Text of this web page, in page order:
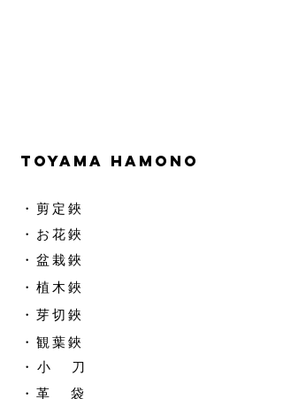
TOYAMA HAMONO
​・剪定鋏
​・お花鋏
・盆栽鋏
・植木鋏
​・芽切鋏
・観葉鋏
​・ 小 刀
・革 袋